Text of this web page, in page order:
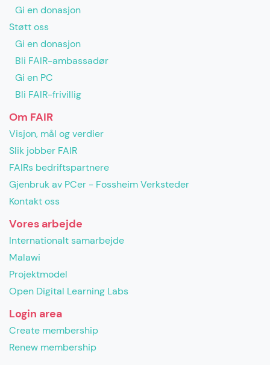
Gi en donasjon
Støtt oss
Gi en donasjon
Bli FAIR-ambassadør
Gi en PC
Bli FAIR-frivillig
Om FAIR
Visjon, mål og verdier
Slik jobber FAIR
FAIRs bedriftspartnere
Gjenbruk av PCer - Fossheim Verksteder
Kontakt oss
Vores arbejde
Internationalt samarbejde
Malawi
Projektmodel
Open Digital Learning Labs
Login area
Create membership
Renew membership